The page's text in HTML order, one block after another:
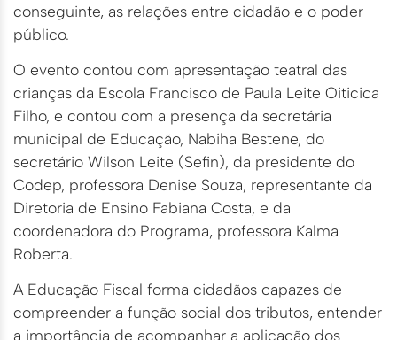
conseguinte, as relações entre cidadão e o poder
público.
O evento contou com apresentação teatral das
crianças da Escola Francisco de Paula Leite Oiticica
Filho, e contou com a presença da secretária
municipal de Educação, Nabiha Bestene, do
secretário Wilson Leite (Sefin), da presidente do
Codep, professora Denise Souza, representante da
Diretoria de Ensino Fabiana Costa, e da
coordenadora do Programa, professora Kalma
Roberta.
A Educação Fiscal forma cidadãos capazes de
compreender a função social dos tributos, entender
a importância de acompanhar a aplicação dos